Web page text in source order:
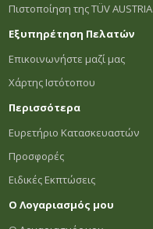
Πιστοποίηση της TÜV AUSTRIA
Εξυπηρέτηση Πελατών
Επικοινωνήστε μαζί μας
Χάρτης Ιστότοπου
Περισσότερα
Ευρετήριο Κατασκευαστών
Προσφορές
Ειδικές Εκπτώσεις
Ο Λογαριασμός μου